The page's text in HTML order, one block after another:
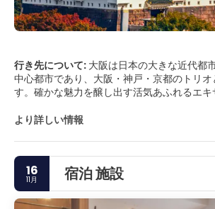
行き先について: 大阪は日本の大きな近代都
中心都市であり、大阪・神戸・京都のトリ
す。確かな魅力を醸し出す活気あふれるエキ
な文化の中心地に近く、東京までは弾丸列車
あります。北は大きなショッピングとビジ
は大阪で最も有名な歓楽街です。大阪の主
印象的で美しく修復された城と本当に素晴ら
阪には、印象的な近代建築、活気に満ちた
おいしい郷土料理があります。街のナイトラ
より詳しい情報
16
11月 宿泊 施設